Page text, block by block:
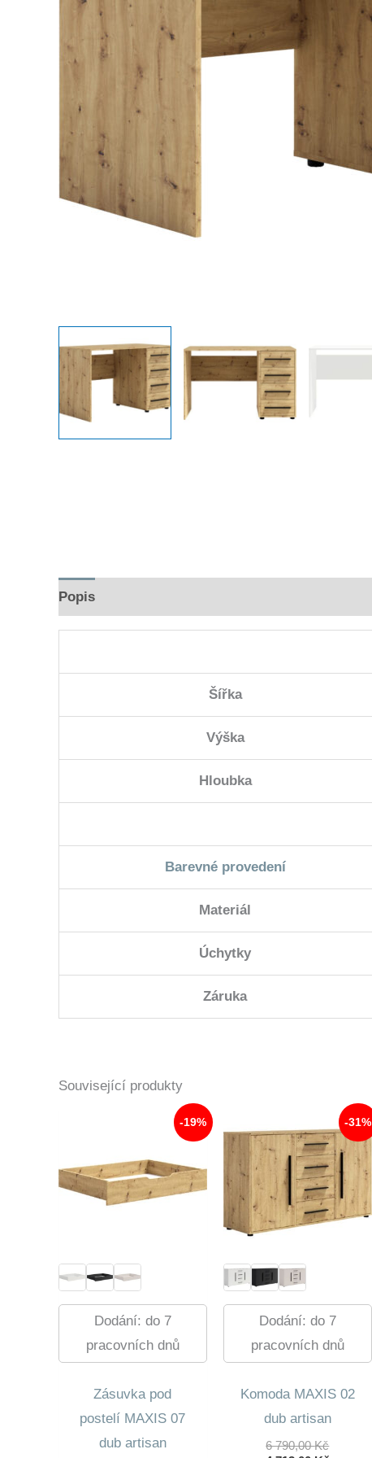
Popis
Šířka
Výška
Hloubka
Barevné provedení
Materiál
Úchytky
Záruka
Související produkty
-19%
Dodání: do 7
pracovních dnů
Zásuvka pod
postelí MAXIS 07
dub artisan
-31%
Dodání: do 7
pracovních dnů
Komoda MAXIS 02
dub artisan
6 790,00KčPůvodní